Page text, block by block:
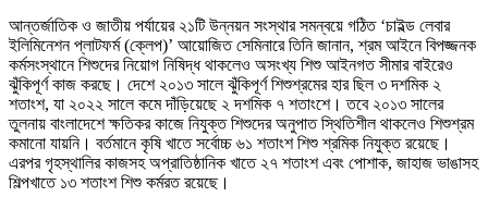
আন্তর্জাতিক ও জাতীয় পর্যায়ের ২১টি উন্নয়ন সংস্থার সমন্বয়ে গঠিত ‘চাইল্ড লেবার
ইলিমিনেশন প্লাটফর্ম (ক্লেপ)’ আয়োজিত সেমিনারে তিনি জানান, শ্রম আইনে বিপজ্জনক
কর্মসংস্থানে শিশুদের নিয়োগ নিষিদ্ধ থাকলেও অসংখ্য শিশু আইনগত সীমার বাইরেও
ঝুঁকিপূর্ণ কাজ করছে। দেশে ২০১৩ সালে ঝুঁকিপূর্ণ শিশুশ্রমের হার ছিল ৩ দশমিক ২
শতাংশ, যা ২০২২ সালে কমে দাঁড়িয়েছে ২ দশমিক ৭ শতাংশে। তবে ২০১৩ সালের
তুলনায় বাংলাদেশে ক্ষতিকর কাজে নিযুক্ত শিশুদের অনুপাত স্থিতিশীল থাকলেও শিশুশ্রম
কমানো যায়নি। বর্তমানে কৃষি খাতে সর্বোচ্চ ৬১ শতাংশ শিশু শ্রমিক নিযুক্ত রয়েছে।
এরপর গৃহস্থালির কাজসহ অপ্রাতিষ্ঠানিক খাতে ২৭ শতাংশ এবং পোশাক, জাহাজ ভাঙাসহ
শিল্পখাতে ১৩ শতাংশ শিশু কর্মরত রয়েছে।